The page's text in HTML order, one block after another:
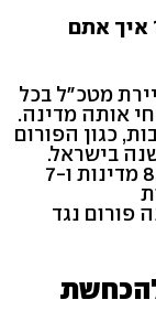
איך אתם
מטכ"ל בכל
אותה מדינה.
כגון הפורום
בישראל.
בכנס האחרון השתתפו 1,200 איש מ-83 מדינות ו-7
פורום נגד